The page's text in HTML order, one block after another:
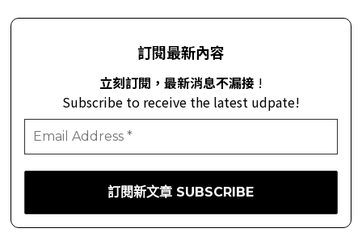
訂閱最新內容
立刻訂閱，最新消息不漏接 !
Subscribe to receive the latest udpate!